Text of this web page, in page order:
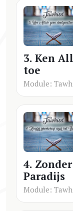
3. Ken
toe
Module:
4.
Paradijs
Module: